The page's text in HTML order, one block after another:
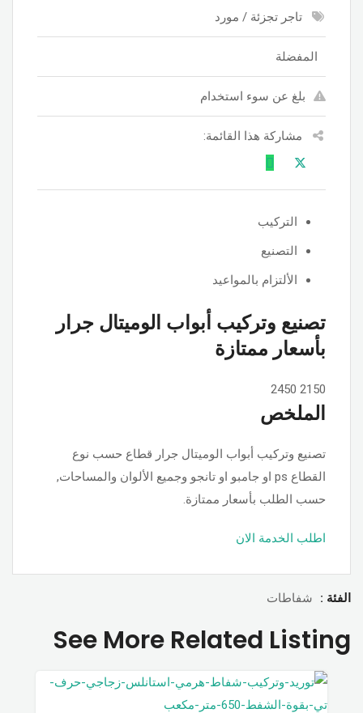
تاجر تجزئة / مورد
المفضلة
بلغ عن سوء استخدام
مشاركة هذا القائمة:
التركيب
التصنيع
الألتزام بالمواعيد
تصنيع وتركيب أبواب الوميتال جرار
بأسعار ممتازة
2150
2450
الملخص
تصنيع وتركيب أبواب الوميتال جرار قطاع حسب نوع
القطاع ps او جامبو او تانجو وجميع الألوان والمساحات,
حسب الطلب بأسعار ممتازة.
اطلب الخدمة الان
الفئة : شفاطات
See More Related Listing